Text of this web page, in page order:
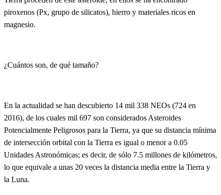
piroxenos (Px, grupo de silicatos), hierro y materiales ricos en
magnesio.
¿Cuántos son, de qué tamaño?
En la actualidad se han descubierto 14 mil 338 NEOs (724 en
2016), de los cuales mil 697 son considerados Asteroides
Potencialmente Peligrosos para la Tierra, ya que su distancia mínima
de intersección orbital con la Tierra es igual o menor a 0.05
Unidades Astronómicas; es decir, de sólo 7.5 millones de kilómetros,
lo que equivale a unas 20 veces la distancia media entre la Tierra y
la Luna.